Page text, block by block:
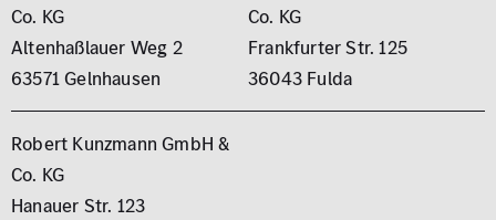
Co. KG
Altenhaßlauer Weg 2
63571 Gelnhausen
Co. KG
Frankfurter Str. 125
36043 Fulda
Robert Kunzmann GmbH &
Co. KG
Hanauer Str. 123